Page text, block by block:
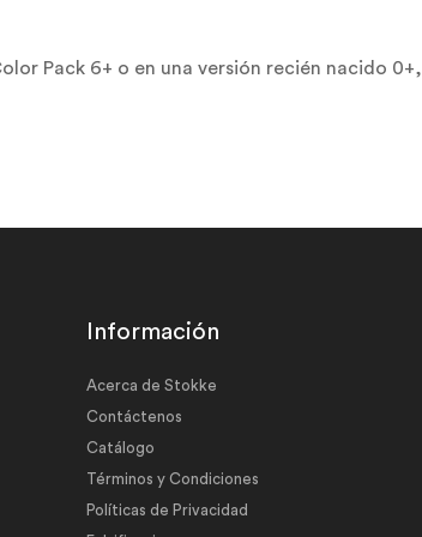
Pack 6+ o en una versión recién nacido
Información
Acerca de Stokke
Contáctenos
Catálogo
Términos y Condiciones
Políticas de Privacidad